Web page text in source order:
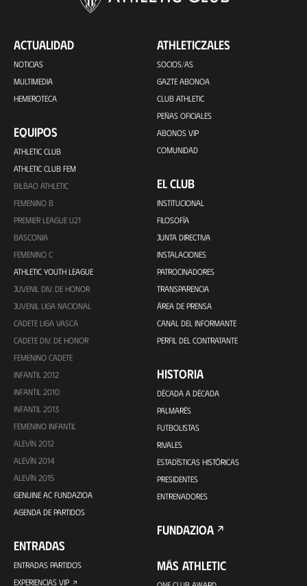
ACTUALIDAD
NOTICIAS
MULTIMEDIA
HEMEROTECA
EQUIPOS
ATHLETIC CLUB
ATHLETIC CLUB FEM
BILBAO ATHLETIC
FEMENINO B
PREMIER LEAGUE U21
BASCONIA
FEMENINO C
ATHLETIC YOUTH LEAGUE
JUVENIL DIV. DE HONOR
JUVENIL LIGA NACIONAL
CADETE LIGA VASCA
CADETE DIV. DE HONOR
FEMENINO CADETE
INFANTIL 2012
INFANTIL 2010
INFANTIL 2013
FEMENINO INFANTIL
ALEVÍN 2012
ALEVÍN 2014
ALEVÍN 2015
GENUINE AC FUNDAZIOA
AGENDA DE PARTIDOS
ENTRADAS
ENTRADAS PARTIDOS
EXPERIENCIAS VIP
ATHLETICZALES
SOCIOS/AS
GAZTE ABONOA
CLUB ATHLETIC
PEÑAS OFICIALES
ABONOS VIP
COMUNIDAD
EL CLUB
INSTITUCIONAL
FILOSOFÍA
JUNTA DIRECTIVA
INSTALACIONES
PATROCINADORES
TRANSPARENCIA
ÁREA DE PRENSA
CANAL DEL INFORMANTE
PERFIL DEL CONTRATANTE
HISTORIA
DÉCADA A DÉCADA
PALMARÉS
FUTBOLISTAS
RIVALES
ESTADÍSTICAS HISTÓRICAS
PRESIDENTES
ENTRENADORES
FUNDAZIOA
MÁS ATHLETIC